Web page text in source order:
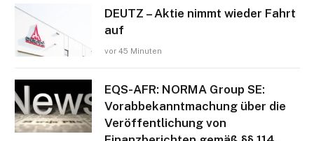
DEUTZ – Aktie nimmt wieder Fahrt
auf
vor 45 Minuten
EQS-AFR: NORMA Group SE:
Vorabbekanntmachung über die
Veröffentlichung von